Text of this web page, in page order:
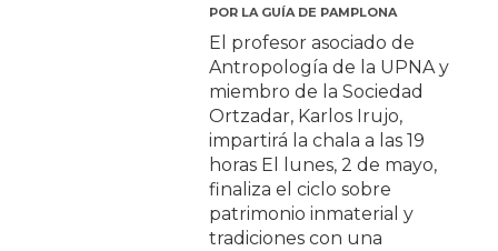
POR LA GUÍA DE PAMPLONA
El profesor asociado de
Antropología de la UPNA y
miembro de la Sociedad
Ortzadar, Karlos Irujo,
impartirá la chala a las 19
horas El lunes, 2 de mayo,
finaliza el ciclo sobre
patrimonio inmaterial y
tradiciones con una